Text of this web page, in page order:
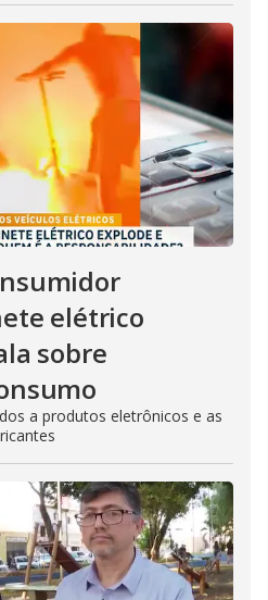
elétrico
sobre
a produtos eletrônicos e as